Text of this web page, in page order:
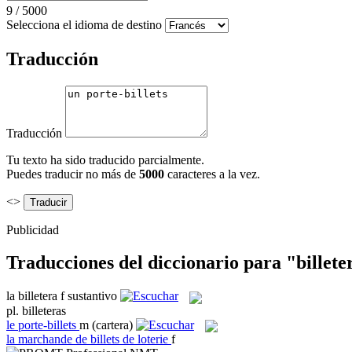
9 / 5000
Selecciona el idioma de destino
Traducción
Traducción
Tu texto ha sido traducido parcialmente.
Puedes traducir no más de 5000 caracteres a la vez.
<>
Publicidad
Traducciones del diccionario para
la billetera f sustantivo
pl. billeteras
le porte-billets m (cartera)
la marchande de billets de loterie f